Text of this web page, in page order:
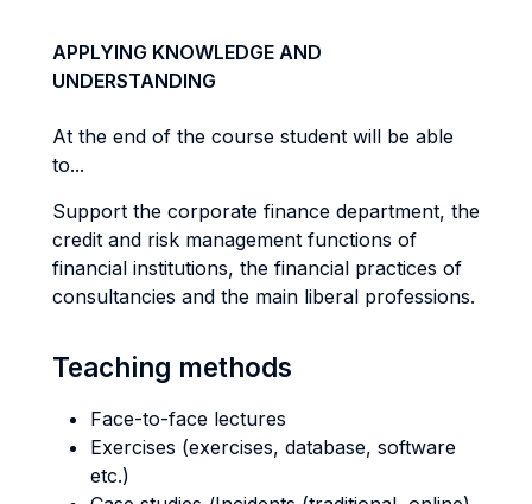
APPLYING KNOWLEDGE AND
UNDERSTANDING
At the end of the course student will be able
to...
Support the corporate finance department, the
credit and risk management functions of
financial institutions, the financial practices of
consultancies and the main liberal professions.
Teaching methods
Face-to-face lectures
Exercises (exercises, database, software
etc.)